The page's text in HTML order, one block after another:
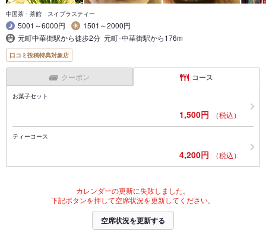
中国茶・茶館 スイプラスティー
5001～6000円
1501～2000円
元町中華街駅から徒歩2分 元町･中華街駅から176m
口コミ投稿特典対象店
クーポン コース
お菓子セット
1,500円 （税込）
ティーコース
4,200円 （税込）
カレンダーの更新に失敗しました。
下記ボタンを押して空席状況を更新してください。
空席状況を更新する